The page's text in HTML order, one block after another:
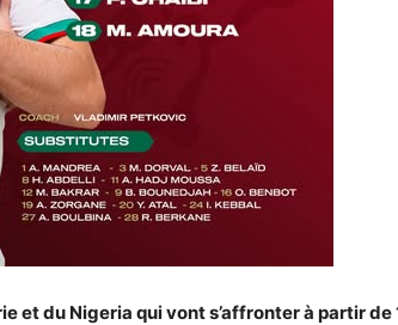
et du Nigeria qui vont s’affronter à partir de